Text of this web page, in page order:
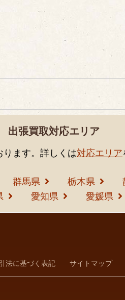
出張買取対応エリア
ます。詳しくは対応エリア
群馬県 栃木県
愛知県 愛媛県
法に基づく表記 サイトマップ